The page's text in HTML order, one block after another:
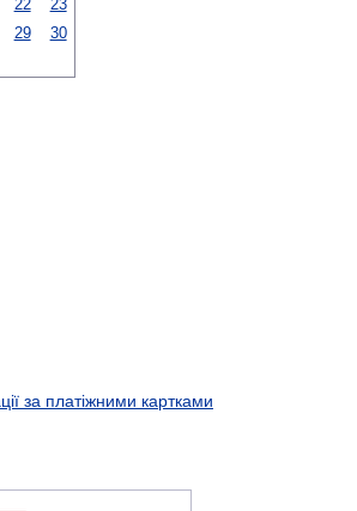
22
23
29
30
за платіжними картками